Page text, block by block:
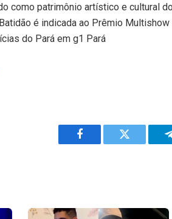
como patrimônio artístico e cultural
é indicada ao Prêmio Multishow
do Pará em g1 Pará
Facebook Twitter